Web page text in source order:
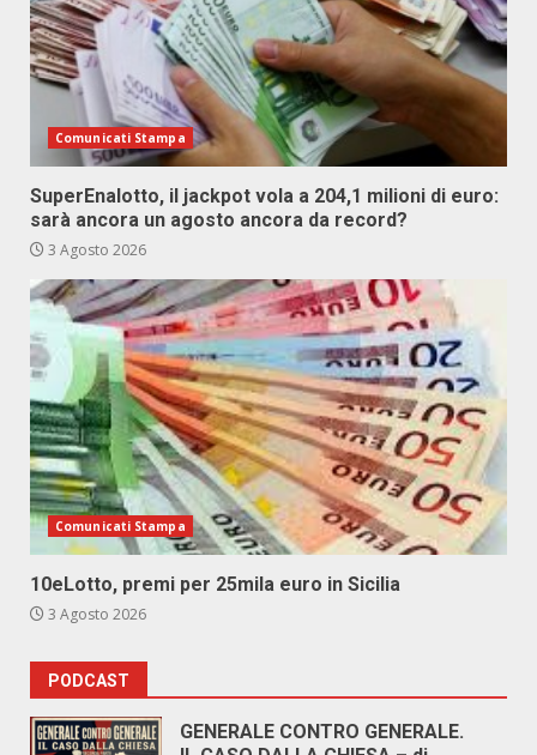
Comunicati Stampa
SuperEnalotto, il jackpot vola a 204,1 milioni di euro:
sarà ancora un agosto ancora da record?
3 Agosto 2026
Comunicati Stampa
10eLotto, premi per 25mila euro in Sicilia
3 Agosto 2026
PODCAST
GENERALE CONTRO GENERALE.